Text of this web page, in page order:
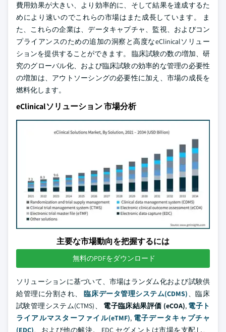
費用効果が大きい、より効率的に、そして結果を達成するた
めにより速いのでこれらの市場はまた成長しています。 ま
た、これらの企業は、データキャプチャ、監視、およびコン
プライアンスのための追加の洞察と高度なeClinicalソリュー
ションを提供することができます。 臨床試験の数の増加、研
究のグローバル化、および臨床試験の効率的な管理の必要性
の増加は、アウトソーシングの必要性に加え、市場の成長を
燃料化します。
eClinicalソリューション 市場分析
主要な市場動向を把握するには
無料のPDFをダウンロード
ソリューションに基づいて、市場はランダム化および試験供
給管理に分割され、臨床データ管理システム(CDMS)、臨床
試験管理システム(CTMS)、 電子臨床結果評価 (eCOA), 電子ト
ライアルマスターファイル(eTMF), 電子データキャプチャ
(EDC)、および他の解決。 EDC セグメントは市場を支配し、